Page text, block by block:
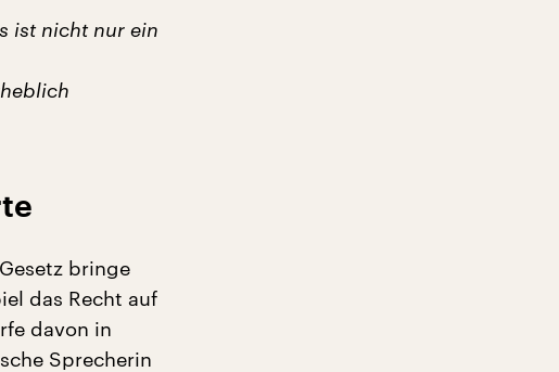
ist nicht nur ein
bringe
das Recht auf
davon in
Sprecherin